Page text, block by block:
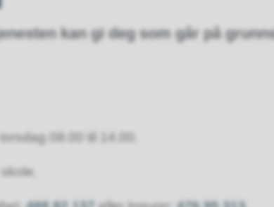
kan gi deg som går på
09.00 til 14.00.